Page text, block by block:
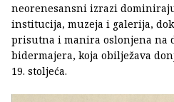
neorenesansni izrazi
institucija, muzeja i galerija,
prisutna i manira oslonjena na
bidermajera, koja obilježava
19. stoljeća.